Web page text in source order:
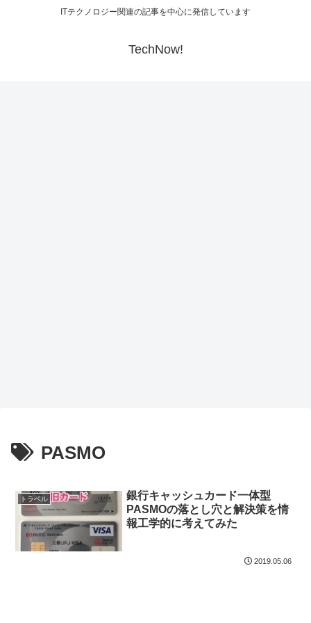
ITテクノロジー関連の記事を中心に発信しています
TechNow!
PASMO
トラベル
銀行キャッシュカード一体型
PASMOの落とし穴と解決策を情
報工学的に考えてみた
2019.05.06